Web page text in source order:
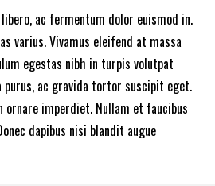
ac fermentum dolor euismod in.
varius. Vivamus eleifend at massa
egestas nibh in turpis volutpat
ac gravida tortor suscipit eget.
ornare imperdiet. Nullam et faucibus
dapibus nisi blandit augue